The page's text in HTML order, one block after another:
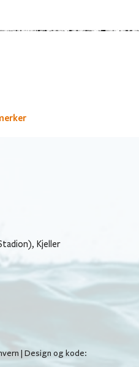
Kjeller
| Design og kode: